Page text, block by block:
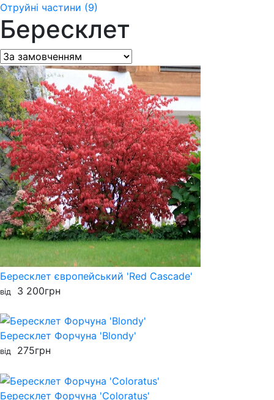
Отруйні частини (9)
Бересклет
Бересклет європейський 'Red Cascade'
від 3 200грн
Бересклет Форчуна 'Blondy'
від 275грн
Бересклет Форчуна 'Coloratus'